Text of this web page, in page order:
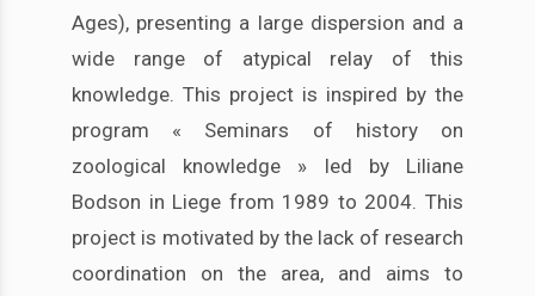
Ages), presenting a large dispersion and a
wide range of atypical relay of this
knowledge. This project is inspired by the
program « Seminars of history on
zoological knowledge » led by Liliane
Bodson in Liege from 1989 to 2004. This
project is motivated by the lack of research
coordination on the area, and aims to